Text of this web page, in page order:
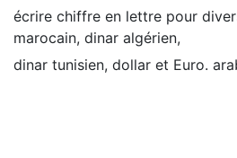
écrire chiffre en lettre pour
marocain, dinar algérien,
dinar tunisien, dollar et Euro.